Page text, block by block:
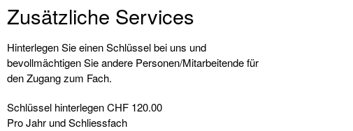
Zusätzliche Services
Hinterlegen Sie einen Schlüssel bei uns und
bevollmächtigen Sie andere Personen/Mitarbeitende für
den Zugang zum Fach.
Schlüssel hinterlegenCHF 120.00
Pro Jahr und Schliessfach